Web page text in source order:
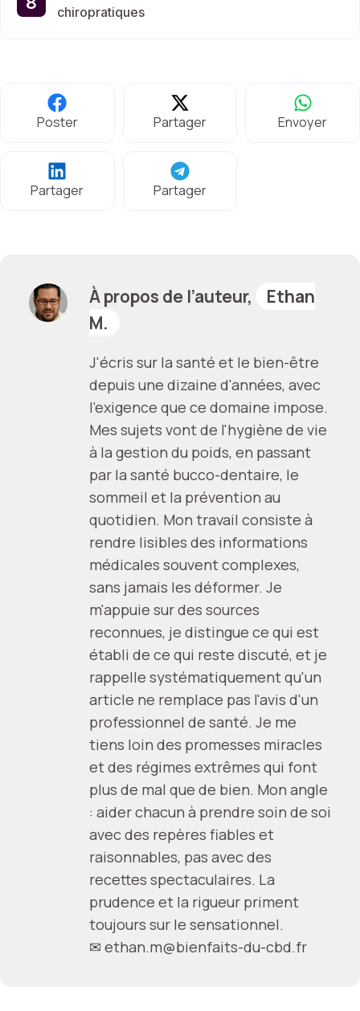
chiropratiques
Poster Partager Envoyer
Partager Partager
À propos de l’auteur,
Ethan
M.
J'écris sur la santé et le bien-être
depuis une dizaine d'années, avec
l'exigence que ce domaine impose.
Mes sujets vont de l'hygiène de vie
à la gestion du poids, en passant
par la santé bucco-dentaire, le
sommeil et la prévention au
quotidien. Mon travail consiste à
rendre lisibles des informations
médicales souvent complexes,
sans jamais les déformer. Je
m'appuie sur des sources
reconnues, je distingue ce qui est
établi de ce qui reste discuté, et je
rappelle systématiquement qu'un
article ne remplace pas l'avis d'un
professionnel de santé. Je me
tiens loin des promesses miracles
et des régimes extrêmes qui font
plus de mal que de bien. Mon angle
: aider chacun à prendre soin de soi
avec des repères fiables et
raisonnables, pas avec des
recettes spectaculaires. La
prudence et la rigueur priment
toujours sur le sensationnel.
✉ ethan.m@bienfaits-du-cbd.fr